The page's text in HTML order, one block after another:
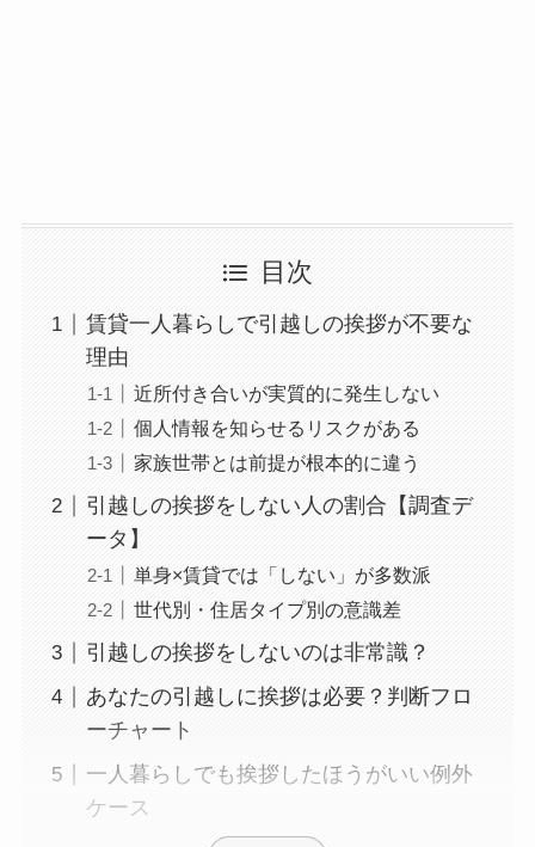
目次
賃貸一人暮らしで引越しの挨拶が不要な
理由
近所付き合いが実質的に発生しない
個人情報を知らせるリスクがある
家族世帯とは前提が根本的に違う
引越しの挨拶をしない人の割合【調査デ
ータ】
単身×賃貸では「しない」が多数派
世代別・住居タイプ別の意識差
引越しの挨拶をしないのは非常識？
あなたの引越しに挨拶は必要？判断フロ
ーチャート
一人暮らしでも挨拶したほうがいい例外
ケース